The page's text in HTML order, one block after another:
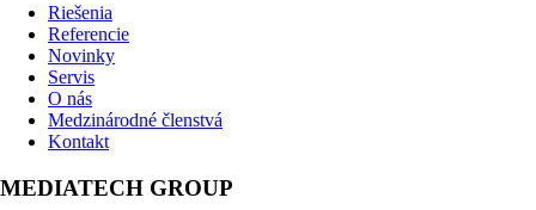
Riešenia
Referencie
Novinky
Servis
O nás
Medzinárodné členstvá
Kontakt
MEDIATECH GROUP